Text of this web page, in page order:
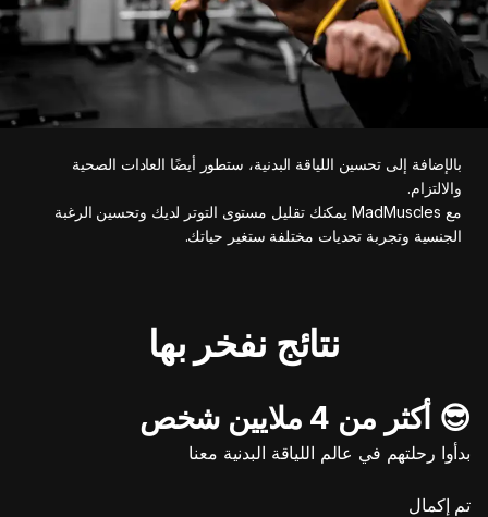
بالإضافة إلى تحسين اللياقة البدنية، ستطور أيضًا العادات الصحية
والالتزام.
مع MadMuscles يمكنك تقليل مستوى التوتر لديك وتحسين الرغبة
الجنسية وتجربة تحديات مختلفة ستغير حياتك.
نتائج نفخر بها
😎 أكثر من 4 ملايين شخص
بدأوا رحلتهم في عالم اللياقة البدنية معنا
تم إكمال